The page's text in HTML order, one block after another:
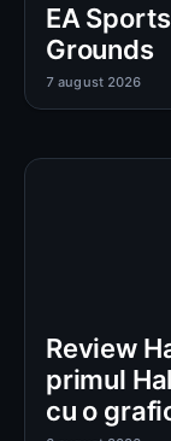
EA
Grounds
7 august 2026
Review
primul
cu o